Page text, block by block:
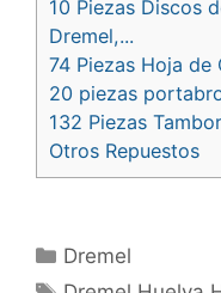
10 Piezas Discos
Dremel,...
74 Piezas Hoja
20 piezas
132 Piezas
Otros Repuestos
Categorías
Dremel
Etiquetas